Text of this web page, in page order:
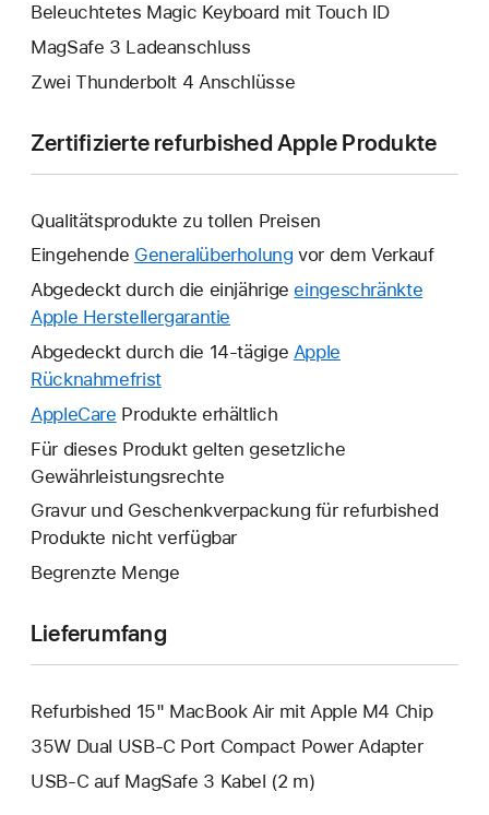
Beleuchtetes Magic Keyboard mit Touch ID
MagSafe 3 Ladeanschluss
Zwei Thunderbolt 4 Anschlüsse
Zertifizierte refurbished Apple Produkte
Qualitätsprodukte zu tollen Preisen
Eingehende Generalüberholung vor dem Verkauf
Abgedeckt durch die einjährige eingeschränkte
Apple Herstellergarantie
neues
geöffnet.
Abgedeckt durch die 14-tägige Apple
RücknahmefristEin
neues
wird
geöffnet.
AppleCare Ein
neues
Fenster
geöffnet.
Produkte erhältlich
Für dieses Produkt gelten gesetzliche
Gewährleistungsrechte
Gravur und Geschenkverpackung für refurbished
Produkte nicht verfügbar
Begrenzte Menge
Lieferumfang
Refurbished 15" MacBook Air mit Apple M4 Chip
35W Dual USB‑C Port Compact Power Adapter
USB‑C auf MagSafe 3 Kabel (2 m)